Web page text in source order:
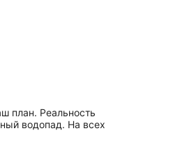
план. Реальность
водопад. На всех